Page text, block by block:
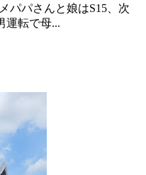
パパさんと娘はS15、次
運転で母...